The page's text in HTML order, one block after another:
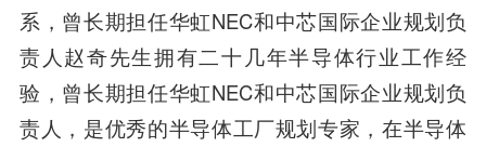
系，曾长期担任华虹NEC和中芯国际企业规划负
责人赵奇先生拥有二十几年半导体行业工作经
验，曾长期担任华虹NEC和中芯国际企业规划负
责人，是优秀的半导体工厂规划专家，在半导体